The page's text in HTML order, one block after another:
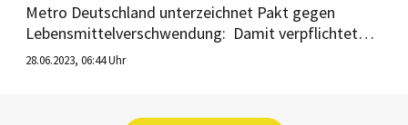
Metro Deutschland unterzeichnet Pakt gegen
Lebensmittelverschwendung: Damit verpflichtet
sich das Unternehmen gegenüber dem
28.06.2023, 06:44 Uhr